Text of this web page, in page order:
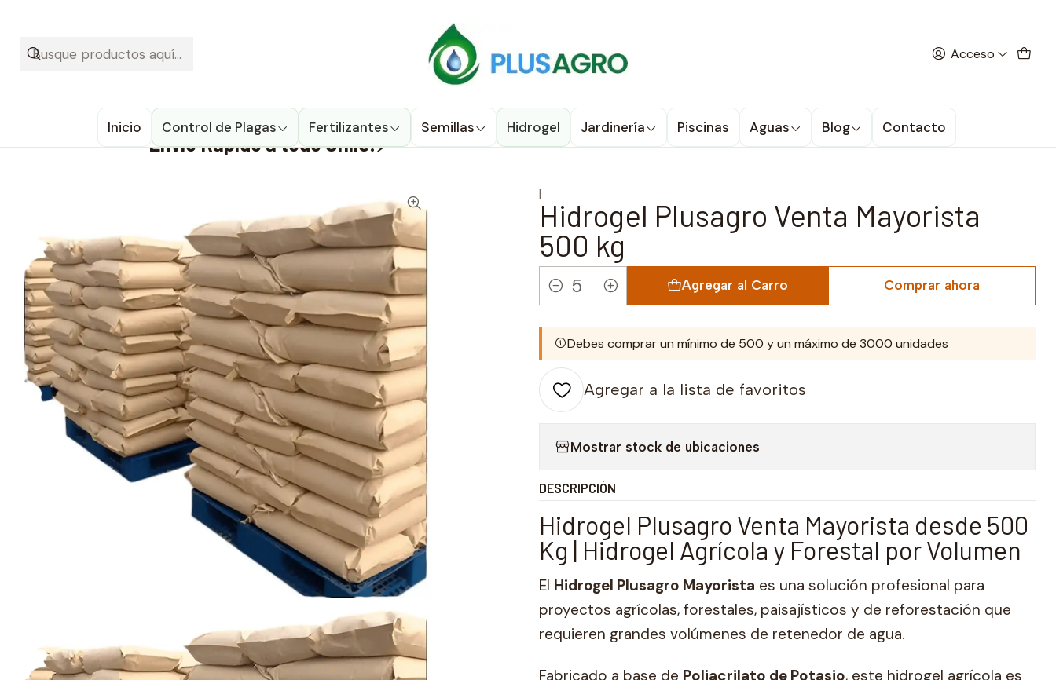
Acceso
Inicio Control de Plagas Fertilizantes Semillas Hidrogel Jardinería Piscinas Aguas Blog Contacto
Hidrogel Hidrogel Plusagro Venta Mayorista 500 kg
Llévalo hoy con DESCUENTO🎉
Envío Rápido a todo Chile!⚡ LA OFERTA TERMINA EN
|
Hidrogel Plusagro Venta Mayorista
500 kg
Cantidad
Agregar al Carro Comprar ahora
Debes comprar un mínimo de 500 y un máximo de 3000 unidades
Agregar a la lista de favoritos
Mostrar stock de ubicaciones
DESCRIPCIÓN
Hidrogel Plusagro Venta Mayorista desde 500
Kg | Hidrogel Agrícola y Forestal por Volumen
El Hidrogel Plusagro Mayorista es una solución profesional para
proyectos agrícolas, forestales, paisajísticos y de reforestación que
requieren grandes volúmenes de retenedor de agua.
Fabricado a base de Poliacrilato de Potasio, este hidrogel agrícola es